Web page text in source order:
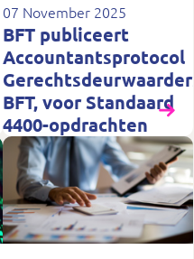
07 November 2025
BFT publiceert
Accountantsprotocol
Gerechtsdeurwaarders
BFT, voor Standaard
4400-opdrachten